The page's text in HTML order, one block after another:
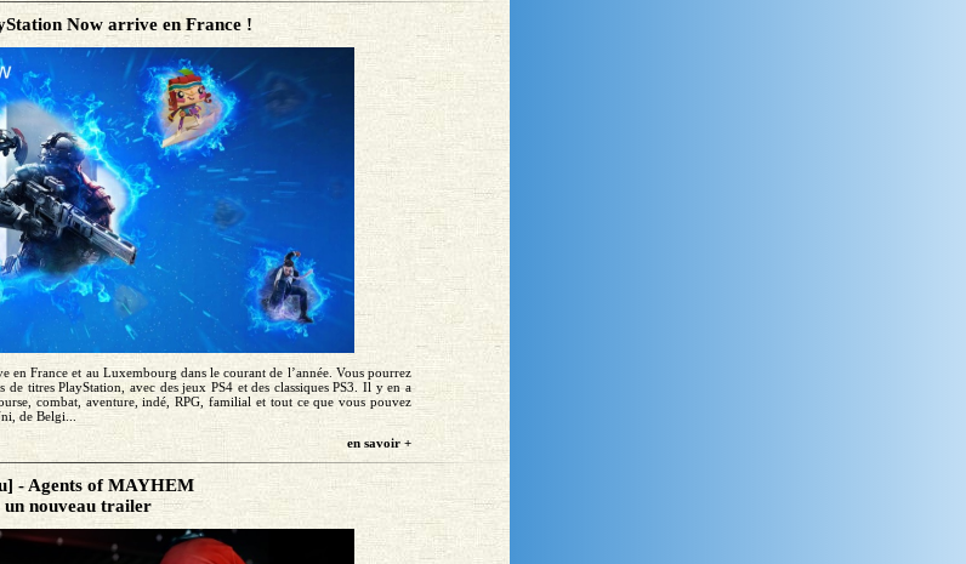
Now arrive en France !
en France et au Luxembourg dans le courant de l’année. Vous pourrez
de titres PlayStation, avec des jeux PS4 et des classiques PS3. Il y en a
combat, aventure, indé, RPG, familial et tout ce que vous pouvez
de Belgi...
en savoir +
- Agents of MAYHEM
un nouveau trailer